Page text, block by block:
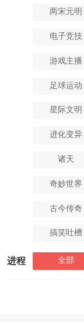
两宋元明
电子竞技
游戏主播
足球运动
星际文明
进化变异
诸天
奇妙世界
古今传奇
搞笑吐槽
进程 全部